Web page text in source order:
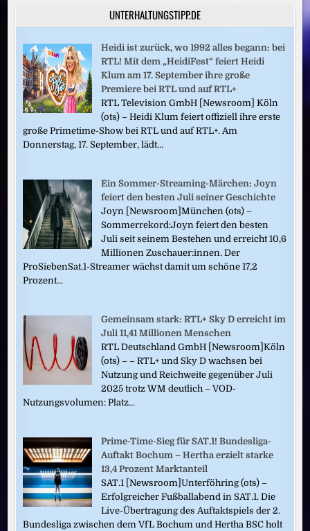
UNTERHALTUNGSTIPP.DE
Heidi ist zurück, wo 1992 alles begann: bei
RTL! Mit dem „HeidiFest“ feiert Heidi
Klum am 17. September ihre große
Premiere bei RTL und auf RTL+
RTL Television GmbH [Newsroom] Köln
(ots) – Heidi Klum feiert offiziell ihre erste
große Primetime-Show bei RTL und auf RTL+. Am
Donnerstag, 17. September, lädt...
Ein Sommer-Streaming-Märchen: Joyn
feiert den besten Juli seiner Geschichte
Joyn [Newsroom]München (ots) –
Sommerrekord:Joyn feiert den besten
Juli seit seinem Bestehen und erreicht 10,6
Millionen Zuschauer:innen. Der
ProSiebenSat.1-Streamer wächst damit um schöne 17,2
Prozent...
Gemeinsam stark: RTL+ Sky D erreicht im
Juli 11,41 Millionen Menschen
RTL Deutschland GmbH [Newsroom]Köln
(ots) – – RTL+ und Sky D wachsen bei
Nutzung und Reichweite gegenüber Juli
2025 trotz WM deutlich – VOD-
Nutzungsvolumen: Platz...
Prime-Time-Sieg für SAT.1! Bundesliga-
Auftakt Bochum – Hertha erzielt starke
13,4 Prozent Marktanteil
SAT.1 [Newsroom]Unterföhring (ots) –
Erfolgreicher Fußballabend in SAT.1. Die
Live-Übertragung des Auftaktspiels der 2.
Bundesliga zwischen dem VfL Bochum und Hertha BSC holt